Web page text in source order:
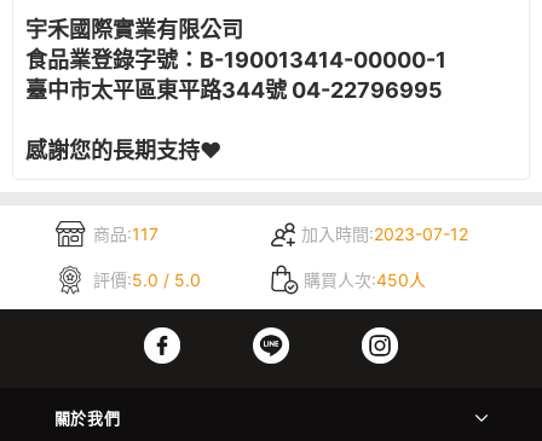
宇禾國際實業有限公司
食品業登錄字號：B-190013414-00000-1
臺中市太平區東平路344號 04-22796995
感謝您的長期支持❤️
商品:117 加入時間:2023-07-12
評價:5.0 / 5.0 購買人次:450人
關於我們